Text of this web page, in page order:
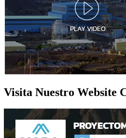
Visita Nuestro Website